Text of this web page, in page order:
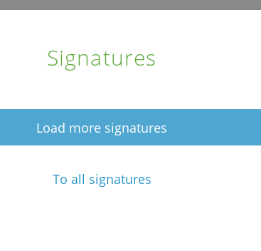
Signatures
Load more signatures
To all signatures